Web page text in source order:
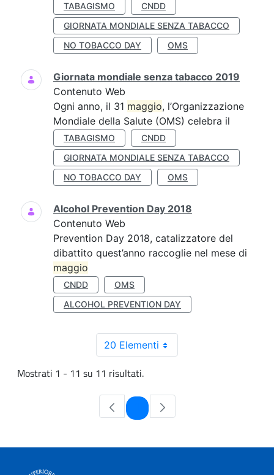
TABAGISMO
CNDD
GIORNATA MONDIALE SENZA TABACCO
NO TOBACCO DAY
OMS
Giornata mondiale senza tabacco 2019
Contenuto Web
Ogni anno, il 31 maggio, l’Organizzazione
Mondiale della Salute (OMS) celebra il
TABAGISMO
CNDD
GIORNATA MONDIALE SENZA TABACCO
NO TOBACCO DAY
OMS
Alcohol Prevention Day 2018
Contenuto Web
Prevention Day 2018, catalizzatore del
dibattito quest’anno raccoglie nel mese di
maggio
CNDD
OMS
ALCOHOL PREVENTION DAY
20 Elementi
Mostrati 1 - 11 su 11 risultati.
Pagina